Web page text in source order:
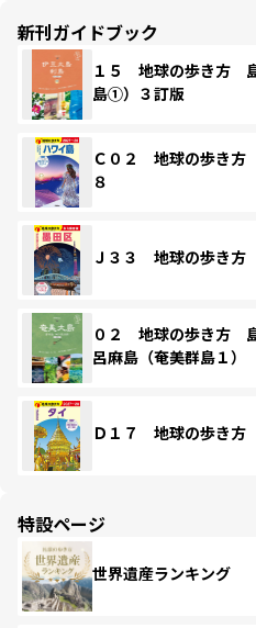
新刊ガイドブック
１５ 地球の歩き方
島①）３訂版
Ｃ０２ 地球の歩き
８
Ｊ３３ 地球の歩き
０２ 地球の歩き方
呂麻島（奄美群島１
Ｄ１７ 地球の歩き
特設ページ
世界遺産ランキング